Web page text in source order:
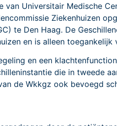
Universitair Medische
Ziekenhuizen
te Den Haag. De
en is alleen toegankelijk
en een
die in tweede
de Wkkgz ook bevoegd